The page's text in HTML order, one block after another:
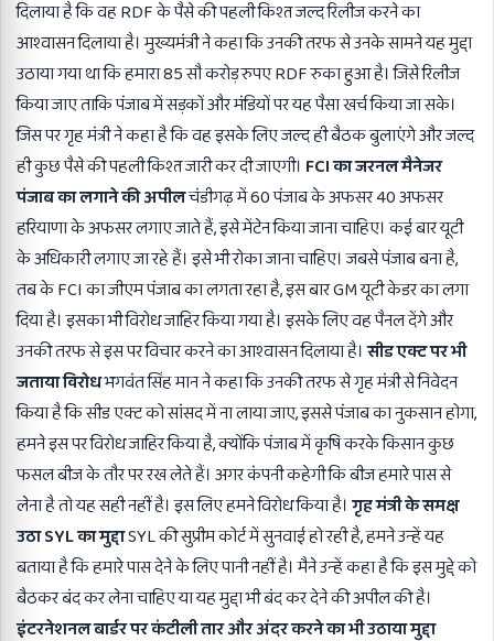
दिलाया है कि वह RDF के पैसे की पहली किश्त जल्द रिलीज करने का
आश्वासन दिलाया है। मुख्यमंत्री ने कहा कि उनकी तरफ से उनके सामने यह मुद्दा
उठाया गया था कि हमारा 85 सौ करोड़ रुपए RDF रुका हुआ है। जिसे रिलीज
किया जाए ताकि पंजाब में सड़कों और मंडियों पर यह पैसा खर्च किया जा सके।
जिस पर गृह मंत्री ने कहा है कि वह इसके लिए जल्द ही बैठक बुलाएंगे और जल्द
ही कुछ पैसे की पहली किश्त जारी कर दी जाएगी। FCI का जरनल मैनेजर
पंजाब का लगाने की अपीलचंडीगढ़ में 60 पंजाब के अफसर 40 अफसर
हरियाणा के अफसर लगाए जाते हैं, इसे मेंटेन किया जाना चाहिए। कई बार यूटी
के अधिकारी लगाए जा रहे हैं। इसे भी रोका जाना चाहिए। जबसे पंजाब बना है,
तब के FCI का जीएम पंजाब का लगता रहा है, इस बार GM यूटी केडर का लगा
दिया है। इसका भी विरोध जाहिर किया गया है। इसके लिए वह पैनल देंगे और
उनकी तरफ से इस पर विचार करने का आश्वासन दिलाया है।सीड एक्ट पर भी
जताया विरोधभगवंत सिंह मान ने कहा कि उनकी तरफ से गृह मंत्री से निवेदन
किया है कि सीड एक्ट को सांसद में ना लाया जाए, इससे पंजाब का नुकसान होगा,
हमने इस पर विरोध जाहिर किया है, क्योंकि पंजाब में कृषि करके किसान कुछ
फसल बीज के तौर पर रख लेते हैं। अगर कंपनी कहेगी कि बीज हमारे पास से
लेना है तो यह सही नहीं है। इस लिए हमने विरोध किया है। गृह मंत्री के समक्ष
उठा SYL का मुद्दाSYL की सुप्रीम कोर्ट में सुनवाई हो रही है, हमने उन्हें यह
बताया है कि हमारे पास देने के लिए पानी नहीं है। मैने उन्हें कहा है कि इस मुद्दे को
बैठकर बंद कर लेना चाहिए या यह मुद्दा भी बंद कर देने की अपील की है।
इंटरनेशनल बार्डर पर कंटीली तार और अंदर करने का भी उठाया मुद्दा